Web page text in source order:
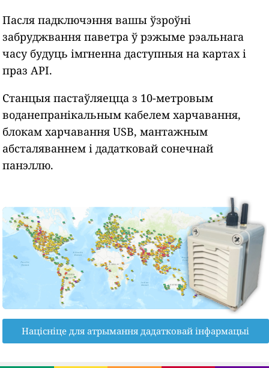
Пасля падключэння вашы ўзроўні
забруджвання паветра ў рэжыме рэальнага
часу будуць імгненна даступныя на картах і
праз API.
Станцыя пастаўляецца з 10-метровым
воданепранікальным кабелем харчавання,
блокам харчавання USB, мантажным
абсталяваннем і дадатковай сонечнай
панэллю.
Націсніце для атрымання дадатковай інфармацыі